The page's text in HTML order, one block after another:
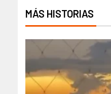
MÁS HISTORIAS